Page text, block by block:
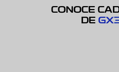
CONOCE
DE